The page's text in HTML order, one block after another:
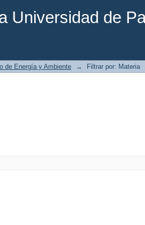
Universidad de
de Energía y Ambiente → Filtrar por: Materia